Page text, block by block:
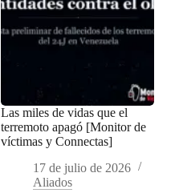
Las miles de vidas que el
terremoto apagó [Monitor de
víctimas y Connectas]
17 de julio de 2026
Aliados